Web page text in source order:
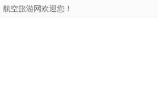
航空旅游网欢迎您！